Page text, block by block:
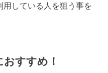
している人を狙う事を
すすめ！